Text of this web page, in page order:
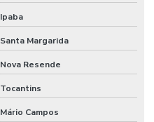
Ipaba
Santa Margarida
Nova Resende
Tocantins
Mário Campos